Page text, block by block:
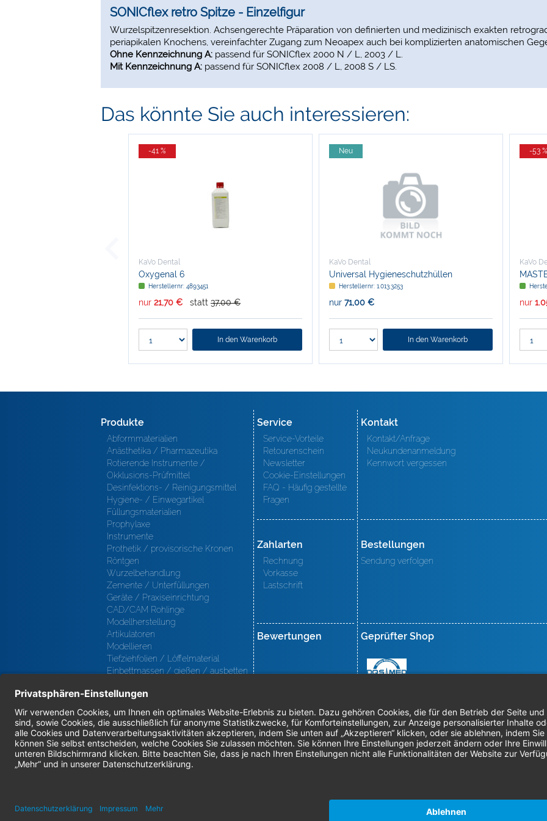
SONICflex retro Spitze - Einzelfigur
Wurzelspitzenresektion. Achsengerechte Präparation von definierten und medizinisch exakten
periapikalen Knochens, vereinfachter Zugang zum Neoapex auch bei komplizierten anatomischen
Ohne Kennzeichnung A: passend für SONICflex 2000 N / L, 2003 / L.
Mit Kennzeichnung A: passend für SONICflex 2008 / L, 2008 S / LS.
Das könnte Sie auch interessieren:
-41 %
KaVo Dental
Oxygenal 6
Herstellernr: 4893451
nur 21,70 € statt 37,00 €
In den Warenkorb
Neu
KaVo Dental
Universal Hygieneschutzhüllen
Herstellernr: 1.013.3253
nur 71,00 €
In den Warenkorb
-53 %
KaVo
nur
Produkte
Abformmaterialien
Anästhetika / Pharmazeutika
Rotierende Instrumente /
Okklusions-Prüfmittel
Desinfektions- / Reinigungsmittel
Hygiene- / Einwegartikel
Füllungsmaterialien
Prophylaxe
Instrumente
Prothetik / provisorische Kronen
Röntgen
Wurzelbehandlung
Zemente / Unterfüllungen
Geräte / Praxiseinrichtung
CAD/CAM Rohlinge
Modellherstellung
Artikulatoren
Modellieren
Tiefziehfolien / Löffelmaterial
Einbettmassen / gießen / ausbetten
Oberfl ächenbearbeitung
Keramik
Verblendmaterialien
Instrumente
Kieferorthopädie / Klammerdrähte
Verschiedenes (Labor)
Service
Service-Vorteile
Retourenschein
Newsletter
Cookie-Einstellungen
FAQ - Häufig gestellte
Fragen
Zahlarten
Rechnung
Vorkasse
Lastschrift
Bewertungen
Kontakt
Kontakt/Anfrage
Neukundenanmeldung
Kennwort vergessen
Bestellungen
Sendung verfolgen
Geprüfter Shop